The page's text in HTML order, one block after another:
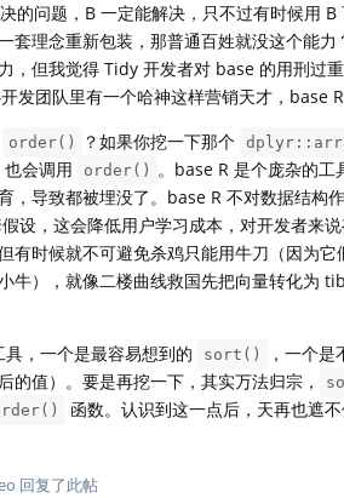
的问题，B 一定能解决，只不过有时候用
套理念重新包装，那普通百姓就没这个能
，但我觉得 Tidy 开发者对 base 的用刑过
发团队里有一个哈神这样营销天才，base
order() ？如果你挖一下那个
也会调用 order() 。base R 是个庞杂的工
，导致都被埋没了。base R 不对数据结构
设，这会降低用户学习成本，对开发者来
有时候就不可避免杀鸡只能用牛刀（因为
牛），就像二楼曲线救国先把向量转化为
，一个是最容易想到的
sort() ，一个
的值）。要是再挖一下，其实万法归宗，
函数。认识到这一点后，天再也遮
回复了此帖